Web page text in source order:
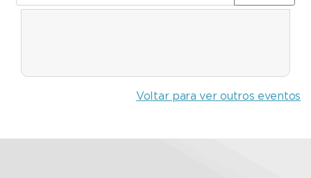
Voltar para ver outros eventos